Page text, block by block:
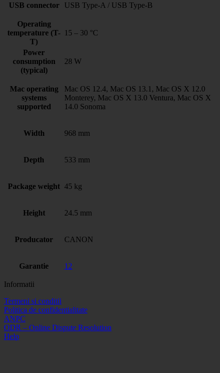
USB connector USB Type-A / USB Type-B
Operating
temperature (T-
T)
15 – 30 °C
Power
consumption
(typical)
28 W
Mac operating
systems
supported
Mac OS 12.4, Mac OS 13.1, Mac OS X 12.0
Monterey, Mac OS X 13.0 Ventura, Mac OS X
14.0 Sonoma
Width 968 mm
Depth 533 mm
Package weight 45 kg
Height 24.5 mm
Producator CANON
Garantie 12
Informatii
Termeni si conditii
Politica de confidentialitate
ANPC
ODR – Online Dispute Resolution
Help